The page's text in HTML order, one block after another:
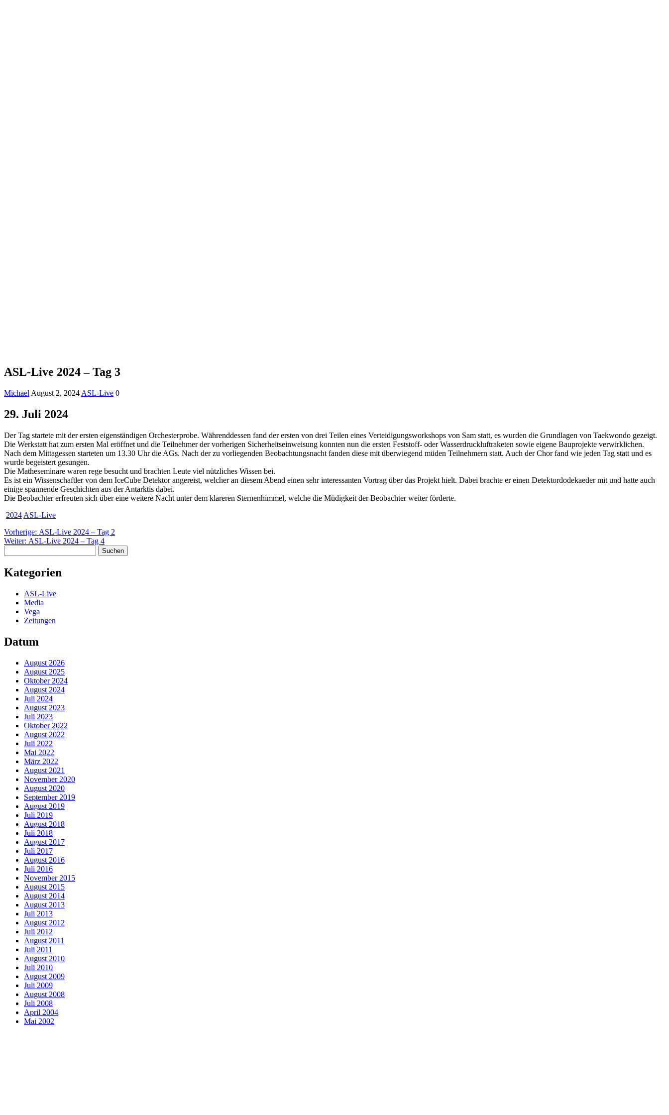
ASL-Live 2024 – Tag 3
Michael August 2, 2024 ASL-Live 0
29. Juli 2024
Der Tag startete mit der ersten eigenständigen Orchesterprobe. Währenddessen fand der ersten von drei Teilen eines Verteidigungsworkshops von Sam statt, es wurden die Grundlagen von Taekwondo gezeigt.
Die Werkstatt hat zum ersten Mal eröffnet und die Teilnehmer der vorherigen Sicherheitseinweisung konnten nun die ersten Feststoff- oder Wasserdruckluftraketen sowie eigene Bauprojekte verwirklichen.
Nach dem Mittagessen starteten um 13.30 Uhr die AGs. Nach der zu vorliegenden Beobachtungsnacht fanden diese mit überwiegend müden Teilnehmern statt. Auch der Chor fand wie jeden Tag statt und es
wurde begeistert gesungen.
Die Matheseminare waren rege besucht und brachten Leute viel nützliches Wissen bei.
Es ist ein Wissenschaftler von dem IceCube Detektor angereist, welcher an diesem Abend einen sehr interessanten Vortrag über das Projekt hielt. Dabei brachte er einen Detektordodekaeder mit und hatte auch
einige spannende Geschichten aus der Antarktis dabei.
Die Beobachter erfreuten sich über eine weitere Nacht unter dem klareren Sternenhimmel, welche die Müdigkeit der Beobachter weiter förderte.
2024 ASL-Live
Beitragsnavigation
Vorherige: Vorheriger
Beitrag:
ASL-Live 2024 – Tag 2
Weiter: Nächster
ASL-Live 2024 – Tag 4
nach:
Kategorien
ASL-Live
Media
Vega
Zeitungen
Datum
August 2026
August 2025
Oktober 2024
August 2024
Juli 2024
August 2023
Juli 2023
Oktober 2022
August 2022
Juli 2022
Mai 2022
März 2022
August 2021
November 2020
August 2020
September 2019
August 2019
Juli 2019
August 2018
Juli 2018
August 2017
Juli 2017
August 2016
Juli 2016
November 2015
August 2015
August 2014
August 2013
Juli 2013
August 2012
Juli 2012
August 2011
Juli 2011
August 2010
Juli 2010
August 2009
Juli 2009
August 2008
Juli 2008
April 2004
Mai 2002